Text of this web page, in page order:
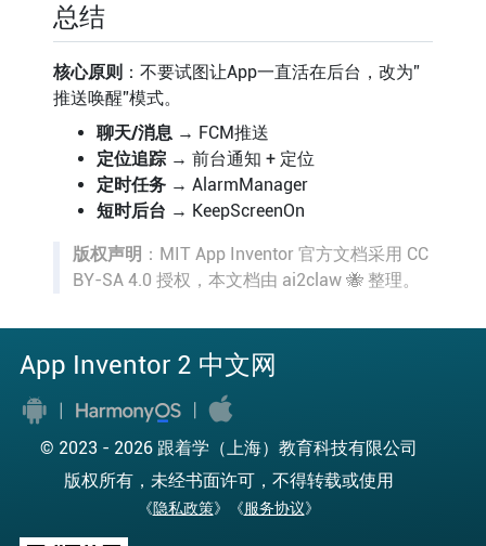
总结
核心原则 ：不要试图让App一直活在后台，改为”
推送唤醒”模式。
聊天/消息 → FCM推送
定位追踪→ 前台通知 + 定位
定时任务→ AlarmManager
短时后台 → KeepScreenOn
版权声明 ：MIT App Inventor 官方文档采用 CC
BY-SA 4.0 授权，本文档由 ai2claw 🐝 整理。
App Inventor 2 中文网
© 2023 - 2026 跟着学（上海）教育科技有限公司
版权所有，未经书面许可，不得转载或使用
《隐私政策》《服务协议》